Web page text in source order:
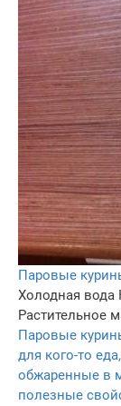
Паровые
Холодная вода
Растительное
Паровые
для кого-то
обжаренные в
полезные